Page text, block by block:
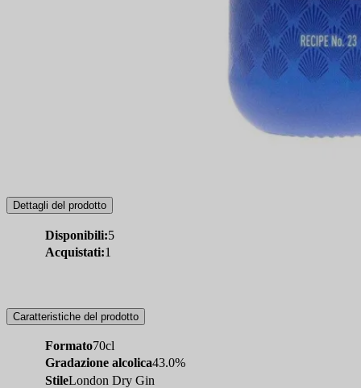
Dettagli del prodotto
Disponibili:5
Acquistati:1
Caratteristiche del prodotto
Formato70cl
Gradazione alcolica43.0%
StileLondon Dry Gin